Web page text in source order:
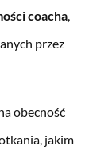
coacha,
przez
obecność
jakim